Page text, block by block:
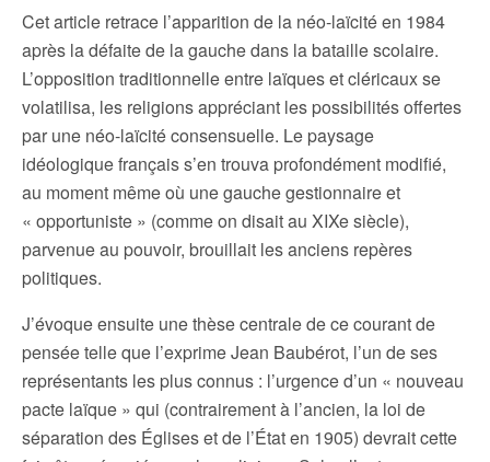
Cet article retrace l’apparition de la néo-laïcité en 1984
après la défaite de la gauche dans la bataille scolaire.
L’opposition traditionnelle entre laïques et cléricaux se
volatilisa, les religions appréciant les possibilités offertes
par une néo-laïcité consensuelle. Le paysage
idéologique français s’en trouva profondément modifié,
au moment même où une gauche gestionnaire et
« opportuniste » (comme on disait au XIXe siècle),
parvenue au pouvoir, brouillait les anciens repères
politiques.
J’évoque ensuite une thèse centrale de ce courant de
pensée telle que l’exprime Jean Baubérot, l’un de ses
représentants les plus connus : l’urgence d’un « nouveau
pacte laïque » qui (contrairement à l’ancien, la loi de
séparation des Églises et de l’État en 1905) devrait cette